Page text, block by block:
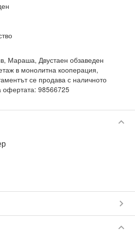
Мараша, Двустаен обзаведен
в монолитна кооперация,
се продава с наличното
keyboard_arrow_down
chevron_right
keyboard_arrow_down